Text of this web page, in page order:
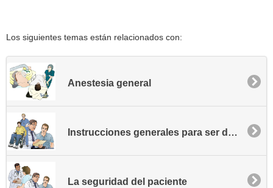
Los siguientes temas están relacionados con:
Anestesia general
Instrucciones generales para ser dado de alta
La seguridad del paciente